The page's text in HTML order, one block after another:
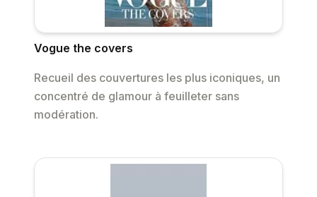
Vogue the covers
Recueil des couvertures les plus iconiques, un
concentré de glamour à feuilleter sans
modération.